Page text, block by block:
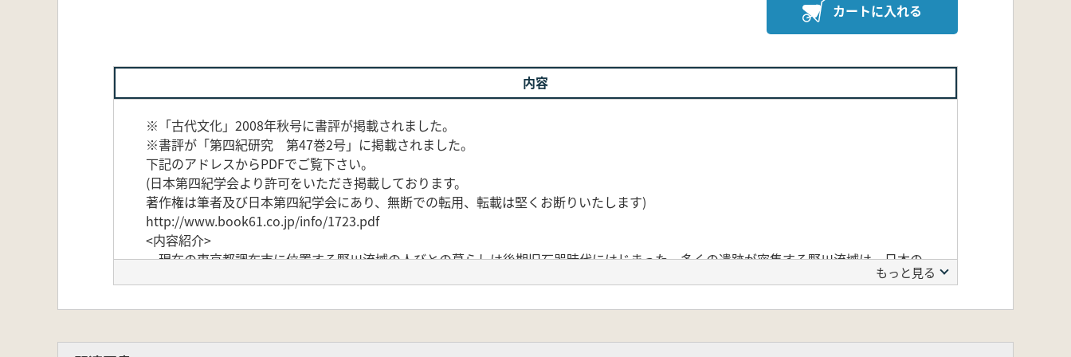
カートに入れる
内容
※「古代文化」2008年秋号に書評が掲載されました。
※書評が「第四紀研究 第47巻2号」に掲載されました。
下記のアドレスからPDFでご覧下さい。
(日本第四紀学会より許可をいただき掲載しております。
著作権は筆者及び日本第四紀学会にあり、無断での転用、転載は堅くお断りいたします)
http://www.book61.co.jp/info/1723.pdf
<内容紹介>
現在の東京都調布市に位置する野川流域の人びとの暮らしは後期旧石器時代にはじまった。多くの遺跡が密集する野川流域は、日本の
旧石器時代研究、ローム層研究の出発点でもある。「月見野・野川以後」と称される研究史上の一大画期となった野川遺跡を扱う本書
<目次>
もっと見る